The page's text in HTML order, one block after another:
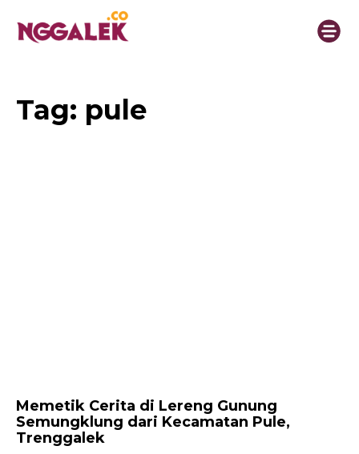
Tag: pule
Memetik Cerita di Lereng Gunung
Semungklung dari Kecamatan Pule,
Trenggalek